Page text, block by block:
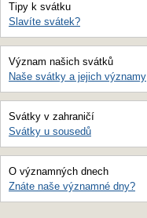
Tipy k svátku
Slavíte svátek?
Význam našich svátků
Naše svátky a jejich významy
Svátky v zahraničí
Svátky u sousedů
O významných dnech
Znáte naše významné dny?